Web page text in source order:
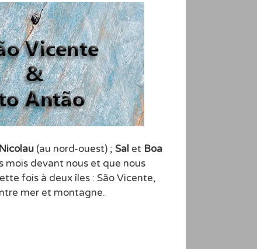
(au nord-ouest) ; Salet Boa
mois devant nous et que nous
fois à deux îles : São Vicente,
mer et montagne.